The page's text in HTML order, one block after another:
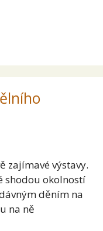
zajímavé výstavy.
shodou okolností
děním na
na ně